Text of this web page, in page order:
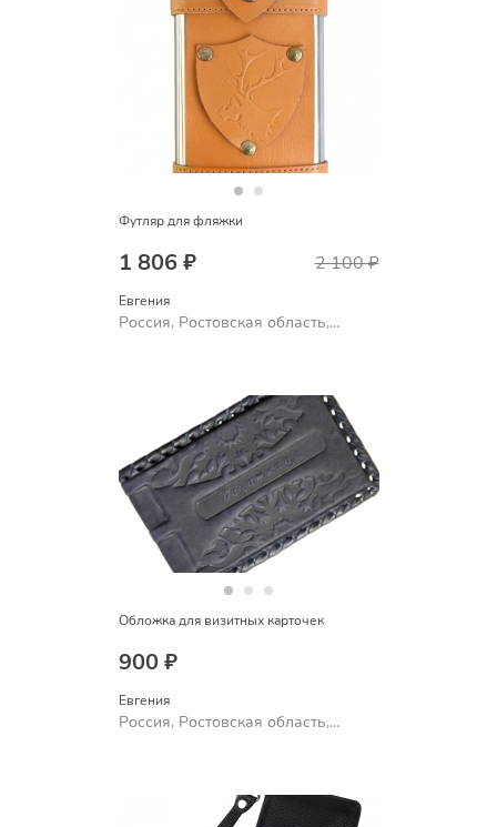
Футляр для фляжки
1 806 ₽ 2 100 ₽
Евгения
Россия, Ростовская область,
Обложка для визитных карточек
900 ₽
Евгения
Россия, Ростовская область,